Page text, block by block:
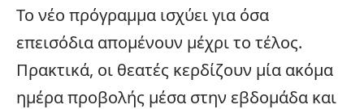
Το νέο πρόγραμμα ισχύει για όσα
επεισόδια απομένουν μέχρι το τέλος.
Πρακτικά, οι θεατές κερδίζουν μία ακόμα
ημέρα προβολής μέσα στην εβδομάδα και